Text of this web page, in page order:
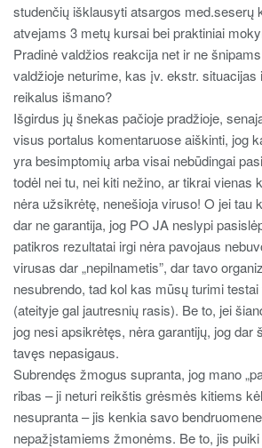
studenčių išklausyti atsargos med.seserų
atvejams 3 metų kursai bei praktiniai
Pradinė valdžios reakcija net ir ne
valdžioje neturime, kas įv. ekstr.
reikalus išmano?
Išgirdus jų šnekas pačioje pradžioje,
visus portalus komentaruose aiškinti, jog
yra besimptomių arba visai nebūdingai
todėl nei tu, nei kiti nežino, ar tikrai vienas
nėra užsikrėtę, nenešioja viruso! O jei tau
dar ne garantija, jog PO JA neslypi
patikros rezultatai irgi nėra pavojaus
virusas dar „nepilnametis”, dar tavo
nesubrendo, tad kol kas mūsų turimi
(ateityje gal jautresnių rasis). Be to, jei
jog nesi apsikrėtęs, nėra garantijų, jog dar
tavęs nepasigaus.
Subrendęs žmogus supranta, jog mano
ribas – ji neturi reikštis grėsmės kitiems
nesupranta – jis kenkia savo
nepažįstamiems žmonėms. Be to, jis